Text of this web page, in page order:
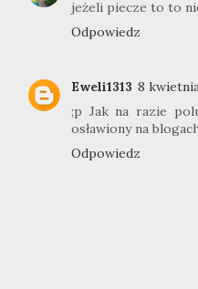
jeżeli piecze to to
Odpowiedz
Eweli1313 8
;p Jak na razie
osławiony na
Odpowiedz